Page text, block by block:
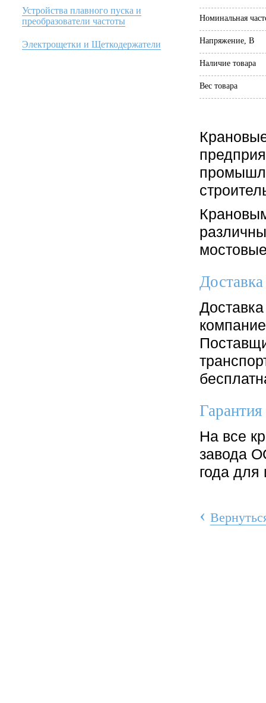
Устройства плавного пуска и
преобразователи частоты
Электрощетки и Щеткодержатели
Номинальная
Напряжение, В
Наличие товара
Вес товара
Доставка
Гарантия
На все
завода
года для
‹